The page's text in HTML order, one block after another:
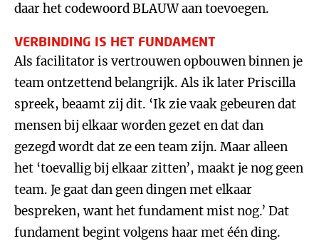
daar het codewoord BLAUW aan toevoegen.
VERBINDING IS HET FUNDAMENT
Als facilitator is vertrouwen opbouwen binnen je
team ontzettend belangrijk. Als ik later Priscilla
spreek, beaamt zij dit. ‘Ik zie vaak gebeuren dat
mensen bij elkaar worden gezet en dat dan
gezegd wordt dat ze een team zijn. Maar alleen
het ‘toevallig bij elkaar zitten’, maakt je nog geen
team. Je gaat dan geen dingen met elkaar
bespreken, want het fundament mist nog.’ Dat
fundament begint volgens haar met één ding.